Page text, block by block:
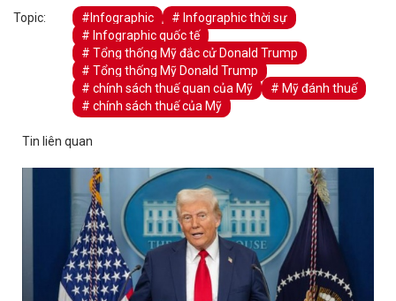
Topic: #Infographic
# Infographic thời sự
# Infographic quốc tế
# Tổng thống Mỹ đắc cử Donald Trump
# Tổng thống Mỹ Donald Trump
# chính sách thuế quan của Mỹ
# Mỹ đánh thuế
# chính sách thuế của Mỹ
Tin liên quan